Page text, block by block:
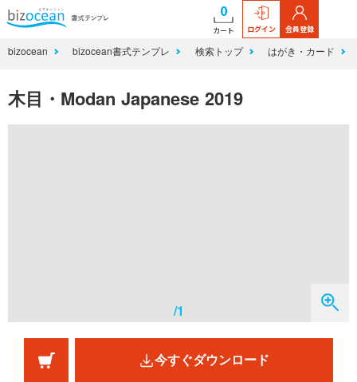
0
カート ログイン 会員登録
bizocean bizocean書式テンプレ 検索トップ はがき・カード
木目・Modan Japanese 2019
/1
今すぐダウンロード